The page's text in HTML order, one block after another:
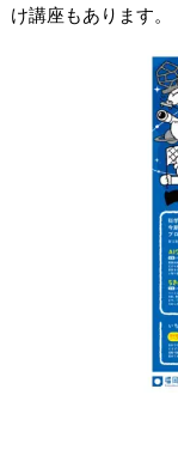
け講座もあります。